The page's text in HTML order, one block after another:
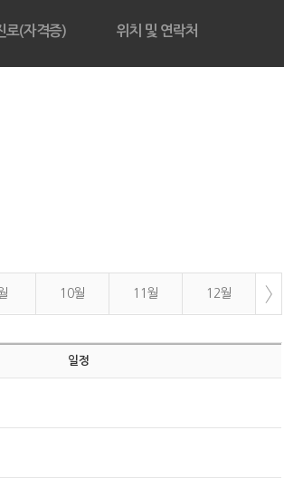
로(자격증) 위치 및 연락처
10월 11월 12월
일정